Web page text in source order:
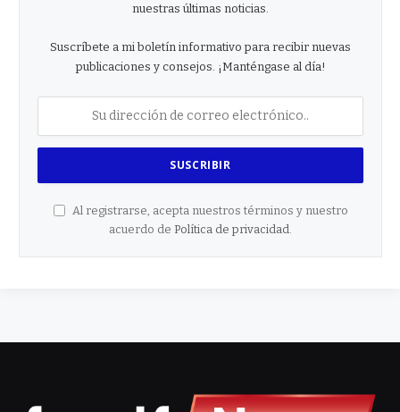
nuestras últimas noticias.
Suscríbete a mi boletín informativo para recibir nuevas
publicaciones y consejos. ¡Manténgase al día!
Al registrarse, acepta nuestros términos y nuestro
acuerdo de Política de privacidad